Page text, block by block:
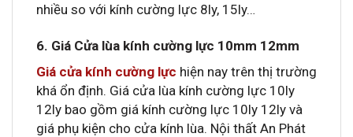
nhiều so với kính cường lực 8ly, 15ly…
6. Giá Cửa lùa kính cường lực 10mm 12mm
Giá cửa kính cường lực hiện nay trên thị trường
khá ổn định. Giá cửa lùa kính cường lực 10ly
12ly bao gồm giá kính cường lực 10ly 12ly và
giá phụ kiện cho cửa kính lùa. Nội thất An Phát